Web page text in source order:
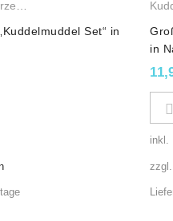
Gemischte Wachskerzen,
Set“ in
in
inkl.
zzgl.